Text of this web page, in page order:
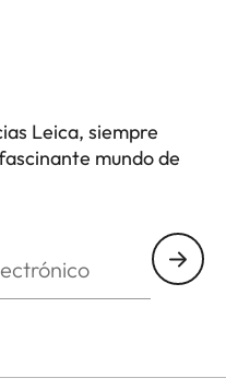
Leica, siempre
mundo de